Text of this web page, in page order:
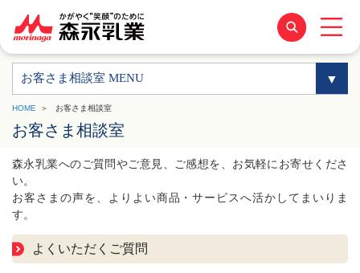
お客さま相談室 MENU
HOME お客さま相談室
お客さま相談室
森永乳業へのご質問やご意見、ご感想を、お気軽にお寄せくださ
い。
お客さまの声を、よりよい商品・サービスへ活かしてまいりま
す。
よくいただくご質問